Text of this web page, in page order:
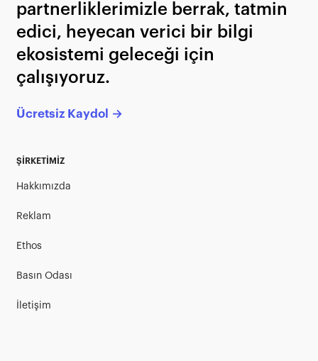
partnerliklerimizle berrak, tatmin
edici, heyecan verici bir bilgi
ekosistemi geleceği için
çalışıyoruz.
Ücretsiz Kaydol →
ŞİRKETİMİZ
Hakkımızda
Reklam
Ethos
Basın Odası
İletişim